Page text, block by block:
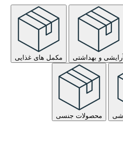
آرایشی و بهداشتی مکمل های غذایی
محصولات جنسی